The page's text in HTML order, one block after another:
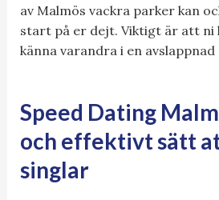
av Malmös vackra parker kan
start på er dejt. Viktigt är att ni
känna varandra i en avslappnad
Speed Dating
och effektivt sätt
singlar